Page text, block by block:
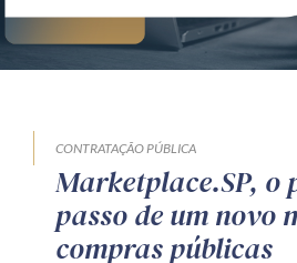
CONTRATAÇÃO PÚBLICA
Marketplace.SP, o
passo de um novo
compras públicas